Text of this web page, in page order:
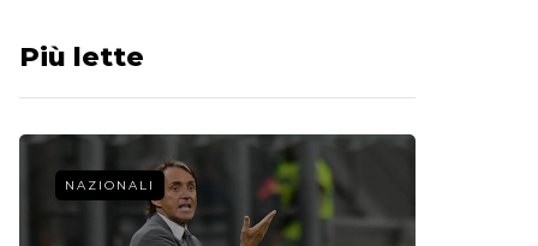
Più lette
NAZIONALI